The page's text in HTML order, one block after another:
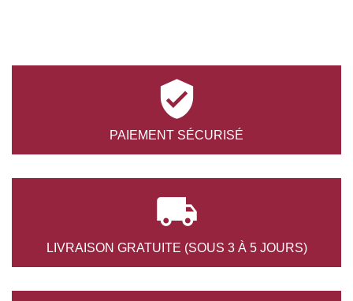

PAIEMENT SÉCURISÉ

LIVRAISON GRATUITE (SOUS 3 À 5 JOURS)